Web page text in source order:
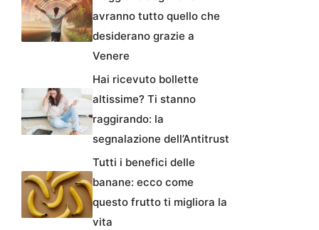
avranno tutto quello che
desiderano grazie a
Venere
Hai ricevuto bollette
altissime? Ti stanno
raggirando: la
segnalazione dell’Antitrust
Tutti i benefici delle
banane: ecco come
questo frutto ti migliora la
vita